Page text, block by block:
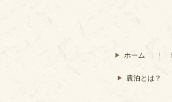
ホーム
農泊とは？